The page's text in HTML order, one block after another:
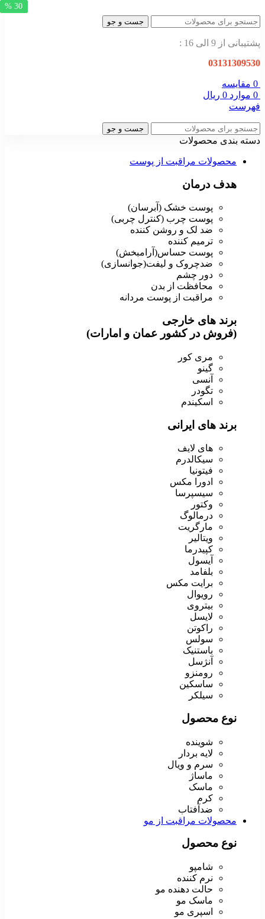
جست و جو
پشتیبانی از 9 الی 16 :
03131309530
0 مقایسه
0 موارد 0 ریال
فهرست
جست و جو
دسته بندی محصولات
محصولات مراقبت از پوست
هدف درمان
پوست خشک (آبرسان)
پوست چرب (کنترل چربی)
ضد لک و روشن کننده
ترمیم کننده
پوست حساس(آرامبخش)
ضدچروک و لیفت(جوانسازی)
دور چشم
محافظت از بدن
مراقبت از پوست مردانه
برند های خارجی
(فروش در کشور عمان و امارات)
مری کور
گینو
آنسی
تگودر
اسکیندم
برند های ایرانی
های لایف
سیکالدرم
فیتونیا
ادورا مکس
سیسپرسا
وکتور
درمالوگ
مارگریت
ویتالیر
کپیدرما
آیسول
بلفامد
برایت مکس
رویوال
بیتروی
لایسل
راکوتن
سولس
باستنیک
آنژسل
رومنزو
ساسکین
سیلکر
نوع محصول
شوینده
لایه بردار
سرم و ویال
ماساژ
ماسک
کرم
ضدآفتاب
محصولات مراقبت از مو
نوع محصول
شامپو
نرم کننده
حالت دهنده مو
ماسک مو
اسپری مو
30 %
30 %
30 %